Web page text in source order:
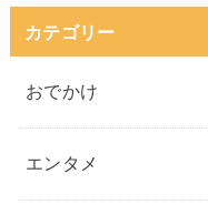
カテゴリー
おでかけ
エンタメ